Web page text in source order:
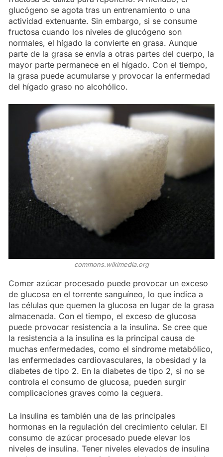
glucógeno se agota tras un entrenamiento o una
actividad extenuante. Sin embargo, si se consume
fructosa cuando los niveles de glucógeno son
normales, el hígado la convierte en grasa. Aunque
parte de la grasa se envía a otras partes del cuerpo, la
mayor parte permanece en el hígado. Con el tiempo,
la grasa puede acumularse y provocar la enfermedad
del hígado graso no alcohólico.
commons.wikimedia.org
Comer azúcar procesado puede provocar un exceso
de glucosa en el torrente sanguíneo, lo que indica a
las células que quemen la glucosa en lugar de la grasa
almacenada. Con el tiempo, el exceso de glucosa
puede provocar resistencia a la insulina. Se cree que
la resistencia a la insulina es la principal causa de
muchas enfermedades, como el síndrome metabólico,
las enfermedades cardiovasculares, la obesidad y la
diabetes de tipo 2. En la diabetes de tipo 2, si no se
controla el consumo de glucosa, pueden surgir
complicaciones graves como la ceguera.
La insulina es también una de las principales
hormonas en la regulación del crecimiento celular. El
consumo de azúcar procesado puede elevar los
niveles de insulina. Tener niveles elevados de insulina